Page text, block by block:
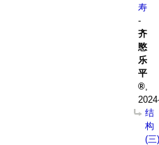
寿
-
齐
愍
乐
平
结
构
(三)